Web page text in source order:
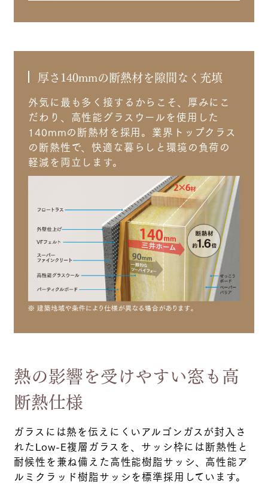
厚さ140mmの断熱材を隙間なく充填
外気に最も多く接するからこそ、厚みにこ
だわり、高性能グラスウールを使用した
140mmの断熱材を採用。業界トップクラス
の断熱性で、快適な暮らしと環境の負荷の
軽減を両立します。
熱の影響を受けやすい窓も高
断熱仕様
ガラスには熱を伝えにくいアルゴンガスが封入さ
れたLow-E複層ガラスを、サッシ枠には断熱性と
耐候性を兼ね備えた高性能樹脂サッシ、高性能ア
ルミクラッド樹脂サッシを標準採用しています。